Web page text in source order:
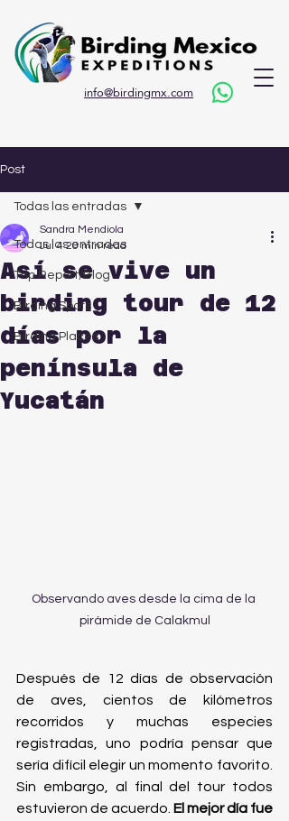
info@birdingmx.com
Post
Todas las entradas
Trip Report/Blog
Birding Spots
Birding Places
Todas las entradas
Así se vive un
birding tour de 12
días por la
península de
Yucatán
Sandra Mendiola
Jul 4 20 min read
Observando aves desde la cima de la
pirámide de Calakmul
Después de 12 días de observación
de aves, cientos de kilómetros
recorridos y muchas especies
registradas, uno podría pensar que
sería difícil elegir un momento favorito.
Sin embargo, al final del tour todos
estuvieron de acuerdo. El mejor día fue